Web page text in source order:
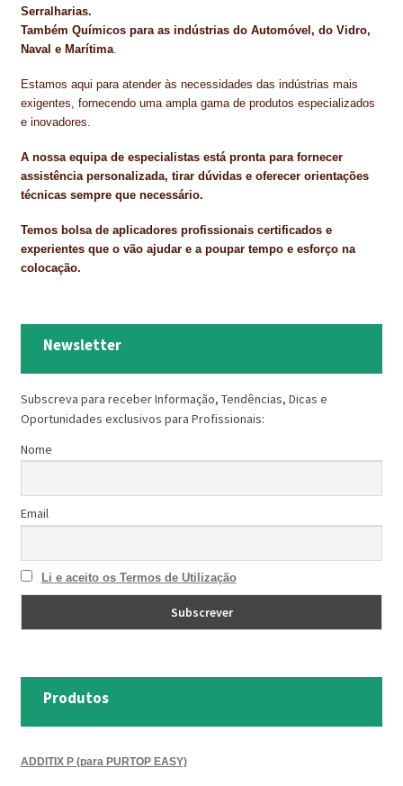
PRODUTOS DAS MARCAS
PRODUTOS E SOLUÇÕES TÉCNICAS PARA PROFISSIONAIS
PRODUTOS ECOLÓGICOS CERTIFICADOS
PRODUTOS PARA A INDÚSTRIA AUTOMÓVEL
PRODUTOS PARA A INDÚSTRIA NAVAL E MARÍTIMA
PROFISSIONAIS
PROTEÇÃO DE FERRO
REVESTIMENTO DE TANQUES E SILOS
SOLICITAR COTAÇÃO
TINTA PROTEÇÃO
TINTAS
Serralharias.
Também Químicos para as indústrias do Automóvel, do Vidro,
Naval e Marítima.
Estamos aqui para atender às necessidades das indústrias mais
exigentes, fornecendo uma ampla gama de produtos especializados
e inovadores.
A nossa equipa de especialistas está pronta para fornecer
assistência personalizada, tirar dúvidas e oferecer orientações
técnicas sempre que necessário.
Temos bolsa de aplicadores profissionais certificados e
experientes que o vão ajudar e a poupar tempo e esforço na
colocação.
Newsletter
Subscreva para receber Informação, Tendências, Dicas e
Oportunidades exclusivos para Profissionais:
Nome
Email
Li e aceito os Termos de Utilização
Produtos
ADDITIX P (para PURTOP EASY)